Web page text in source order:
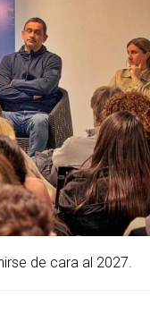
de cara al 2027.